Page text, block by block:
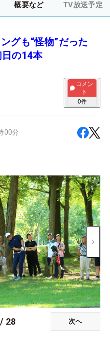
概要など TV放送予定
グも“怪物”だった
の14本
コメン
ト
0件
00分
/ 28 次へ